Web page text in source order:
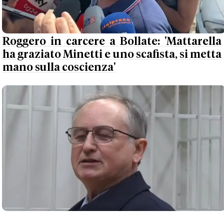
Roggero in carcere a Bollate: 'Mattarella
ha graziato Minetti e uno scafista, si metta
mano sulla coscienza'